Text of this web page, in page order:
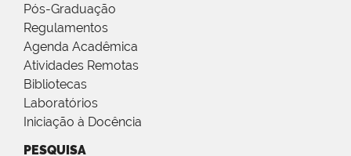
Pós-Graduação
Regulamentos
Agenda Acadêmica
Atividades Remotas
Bibliotecas
Laboratórios
Iniciação à Docência
PESQUISA